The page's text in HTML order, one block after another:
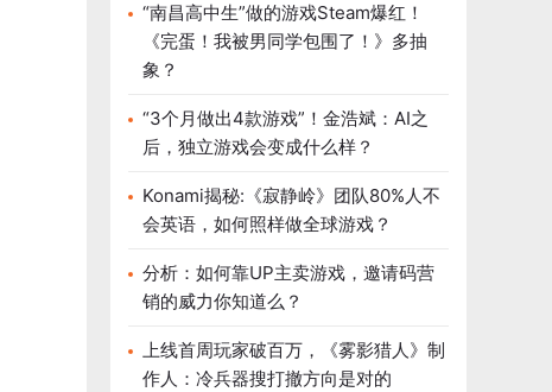
“南昌高中生”做的游戏Steam爆红！
《完蛋！我被男同学包围了！》多抽
象？
“3个月做出4款游戏”！金浩斌：AI之
后，独立游戏会变成什么样？
Konami揭秘:《寂静岭》团队80%人不
会英语，如何照样做全球游戏？
分析：如何靠UP主卖游戏，邀请码营
销的威力你知道么？
上线首周玩家破百万，《雾影猎人》制
作人：冷兵器搜打撤方向是对的